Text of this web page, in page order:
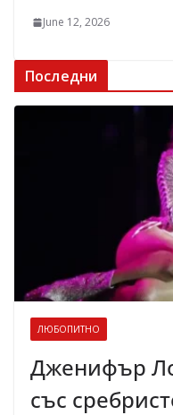
June 12, 2026
Последни
ЛЮБОПИТНО
Дженифър
със